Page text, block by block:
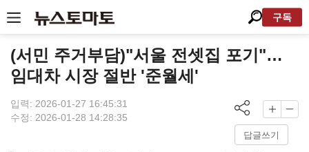
구독
(서민 주거부담)"서울 전셋집 포기"…
임대차 시장 절반 '준월세'
입력: 2026-01-27 16:45:31
수정: 2026-01-28 14:28:35
답글쓰기